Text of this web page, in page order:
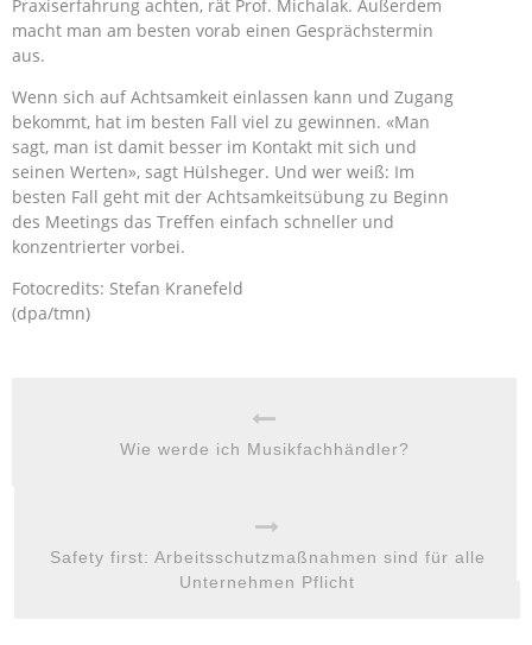
Praxiserfahrung achten, rät Prof. Michalak. Außerdem
macht man am besten vorab einen Gesprächstermin
aus.
Wenn sich auf Achtsamkeit einlassen kann und Zugang
bekommt, hat im besten Fall viel zu gewinnen. «Man
sagt, man ist damit besser im Kontakt mit sich und
seinen Werten», sagt Hülsheger. Und wer weiß: Im
besten Fall geht mit der Achtsamkeitsübung zu Beginn
des Meetings das Treffen einfach schneller und
konzentrierter vorbei.
Fotocredits: Stefan Kranefeld
(dpa/tmn)
Wie werde ich Musikfachhändler?
Safety first: Arbeitsschutzmaßnahmen sind für alle
Unternehmen Pflicht